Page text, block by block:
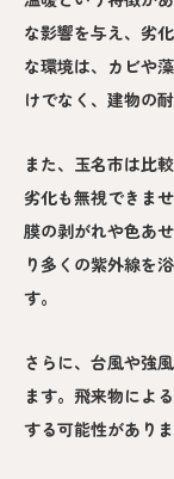
な影響を与え、劣
な環境は、カビや
けでなく、建物の
また、玉名市は比
劣化も無視できま
膜の剥がれや色あ
り多くの紫外線を
す。
さらに、台風や強
ます。飛来物によ
する可能性がありま